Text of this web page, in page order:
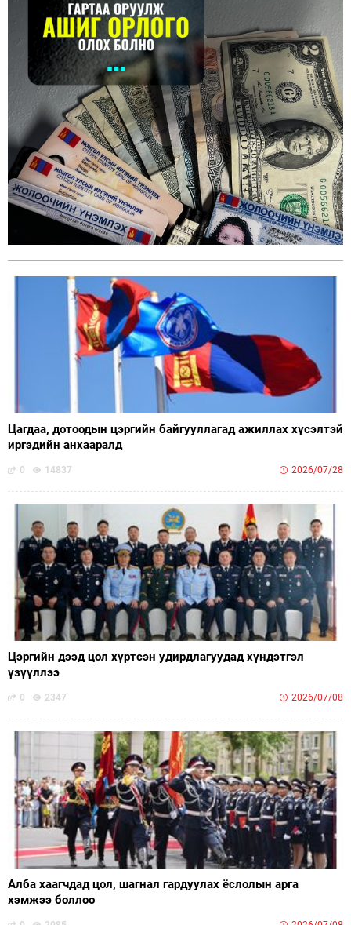
Цагдаа, дотоодын цэргийн байгууллагад ажиллах хүсэлтэй
иргэдийн анхааралд
0 14837 2026/07/28
Цэргийн дээд цол хүртсэн удирдлагуудад хүндэтгэл
үзүүллээ
0 2347 2026/07/08
Алба хаагчдад цол, шагнал гардуулах ёслолын арга
хэмжээ боллоо